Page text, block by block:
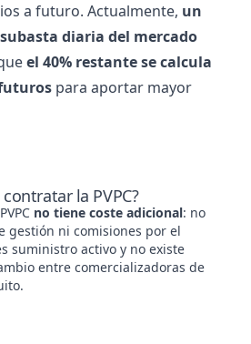
a futuro. Actualmente, un
diaria del mercado
el 40% restante se calcula
para aportar mayor
la PVPC?
no tiene coste adicional: no
gestión ni comisiones por el
suministro activo y no existe
entre comercializadoras de